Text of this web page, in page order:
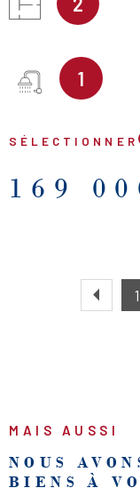
surface habitable
wc. Copropriété
annuelles : 884
foncière: 335
1
SÉLECTIONNER
169
1
MAIS AUSSI
NOUS
BIENS À